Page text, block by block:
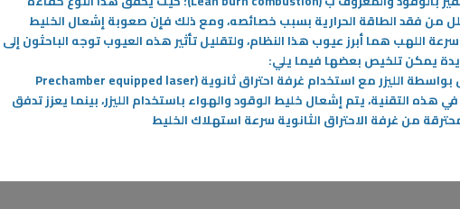
الحديثة لتحسين
اللغة الإنجليزية وتعلّمها
من فقد الطاقة الحرارية بسبب خصائصه، ومع ذلك فإن صعوبة إشعال الخليط
اللهب هما أبرز عيوب هذا النظام، ولتقليل تأثير هذه العيوب توجه الباحثون إلى
يمكن تلخيص بعضها فيما يلي:
بواسطة الليزر مع استخدام غرفة احتراق ثانوية (Prechamber equipped laser
في هذه التقنية، يتم إشعال خليط الوقود والهواء باستخدام الليزر، بينما يعزز تدفق
من غرفة الاحتراق الثانوية سرعة استهلاك الخليط